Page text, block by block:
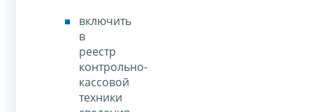
включить
в
реестр
контрольно-
кассовой
техники